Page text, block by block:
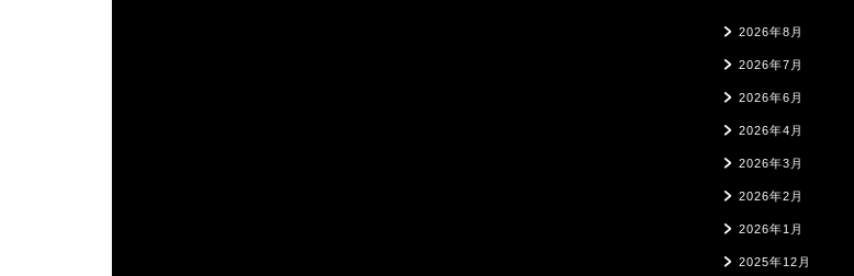
2026年8月
2026年7月
2026年6月
2026年4月
2026年3月
2026年2月
2026年1月
2025年12月